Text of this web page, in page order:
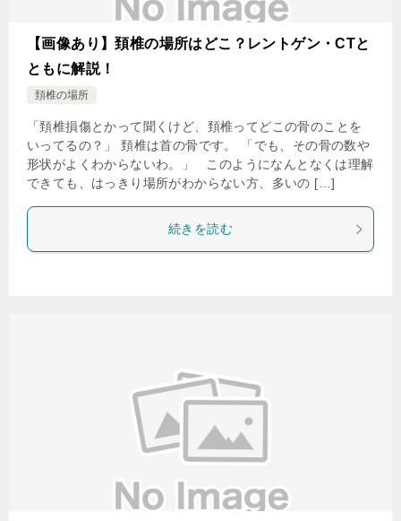
【画像あり】頚椎の場所はどこ？レントゲン・CTと
ともに解説！
頚椎の場所
「頚椎損傷とかって聞くけど、頚椎ってどこの骨のことを
いってるの？」 頚椎は首の骨です。 「でも、その骨の数や
形状がよくわからないわ。」 このようになんとなくは理解
できても、はっきり場所がわからない方、多いの […]
続きを読む